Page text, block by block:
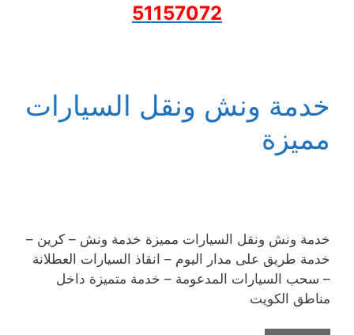
51157072
خدمة ونش ونقل السيارات
مميزة
خدمة ونش ونقل السيارات مميزة خدمة ونش – كرين –
خدمة طريق على مدار اليوم – انقاذ السيارات العطلانة
– سحب السيارات المدعومة – خدمة متميزة داخل
مناطق الكويت